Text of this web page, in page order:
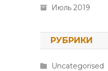
Июль 2019
РУБРИКИ
Uncategorised